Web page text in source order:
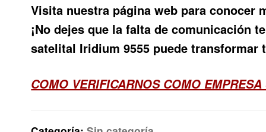
Visita nuestra página web para
¡No dejes que la falta de comunicación
satelital Iridium 9555 puede transformar
COMO VERIFICARNOS COMO